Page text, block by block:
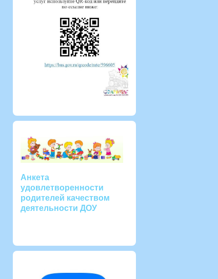
Анкета
удовлетворенности
родителей качеством
деятельности ДОУ